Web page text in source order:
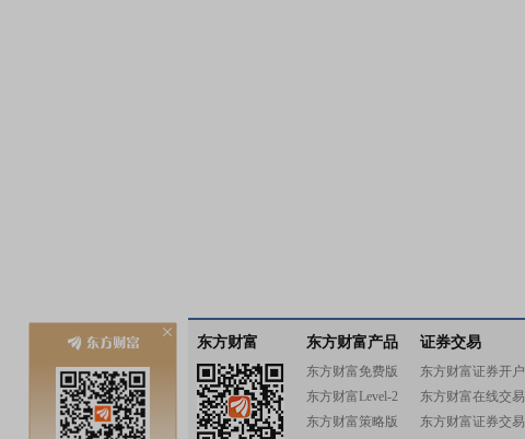
东方财富 东方财富产品
东方财富免费版
东方财富Level-2
东方财富策略版
证券交易
东方财富证券开户
东方财富在线交易
东方财富证券交易